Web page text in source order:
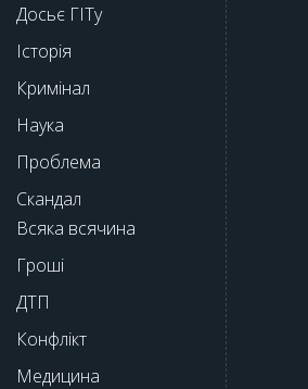
Досьє ГІТу
Історія
Кримінал
Наука
Проблема
Скандал
Всяка всячина
Гроші
ДТП
Конфлікт
Медицина